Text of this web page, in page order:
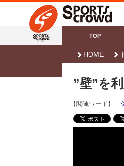
TOP
HOME
”壁”を
【関連ワード】